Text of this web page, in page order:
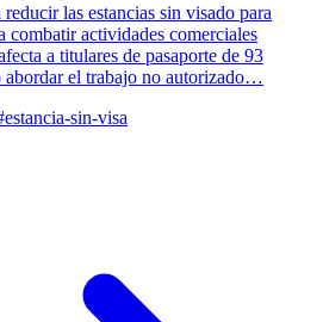
las estancias sin visado para
combatir actividades comerciales
a titulares de pasaporte de 93
abordar el trabajo no autorizado…
sin-visa